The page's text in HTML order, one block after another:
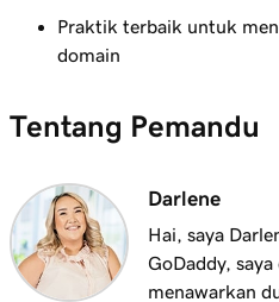
Pelajaran 11 (dari 25)
saya inginkan sudah
Apa itu Layanan Broker
Pelajaran 13 (dari 25)
Menggunakan domain
Praktik terbaik untuk
domain
Tentang Pemandu
Darlene
Hai, saya
GoDaddy,
menawarkan